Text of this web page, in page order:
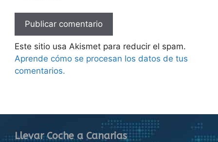
Este sitio usa Akismet para reducir el spam.
Aprende cómo se procesan los datos de tus
comentarios.
Llevar Coche a Canarias